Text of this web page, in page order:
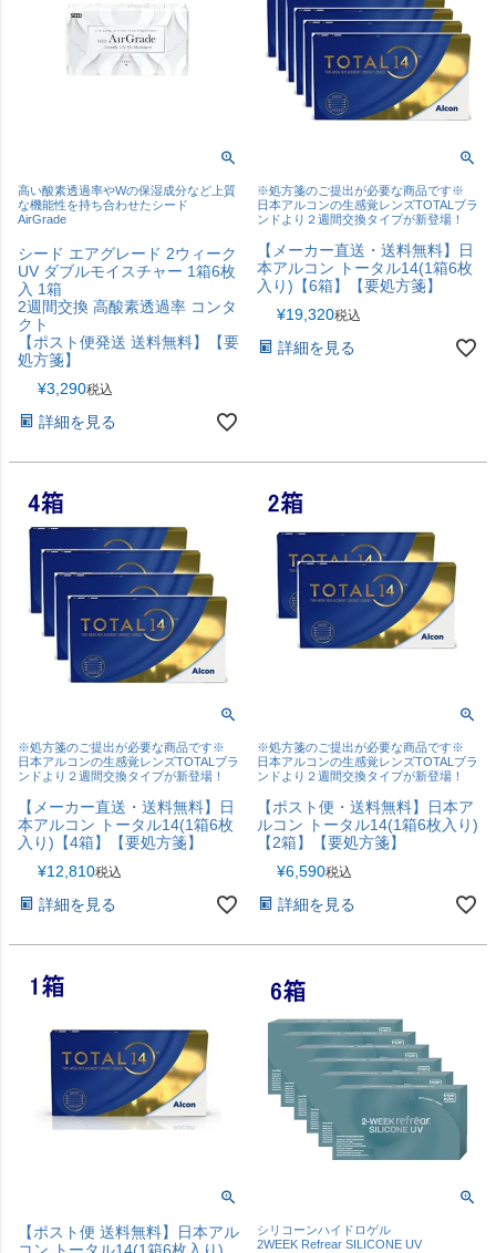
高い酸素透過率やWの保湿成分など上質
な機能性を持ち合わせたシード
AirGrade
シード エアグレード 2ウィーク
UV ダブルモイスチャー 1箱6枚
入 1箱
2週間交換 高酸素透過率 コンタ
クト
【ポスト便発送 送料無料】【要
処方箋】
¥3,290税込
詳細を見る
※処方箋のご提出が必要な商品です※
日本アルコンの生感覚レンズTOTALブラ
ンドより２週間交換タイプが新登場！
【メーカー直送・送料無料】日
本アルコン トータル14(1箱6枚
入り)【6箱】【要処方箋】
¥19,320税込
詳細を見る
※処方箋のご提出が必要な商品です※
日本アルコンの生感覚レンズTOTALブラ
ンドより２週間交換タイプが新登場！
【メーカー直送・送料無料】日
本アルコン トータル14(1箱6枚
入り)【4箱】【要処方箋】
¥12,810税込
詳細を見る
※処方箋のご提出が必要な商品です※
日本アルコンの生感覚レンズTOTALブラ
ンドより２週間交換タイプが新登場！
【ポスト便・送料無料】日本ア
ルコン トータル14(1箱6枚入り)
【2箱】【要処方箋】
¥6,590税込
詳細を見る
【ポスト便 送料無料】日本アル
シリコーンハイドロゲル
2WEEK Refrear SILICONE UV